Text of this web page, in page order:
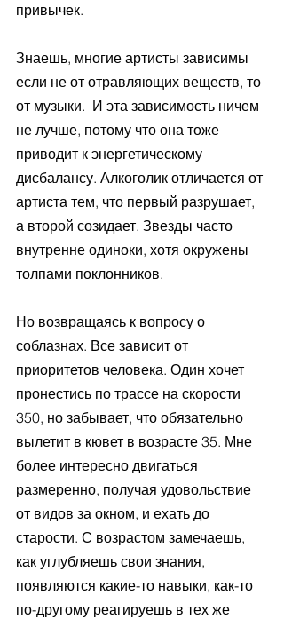
привычек.
Знаешь, многие артисты зависимы
если не от отравляющих веществ, то
от музыки.  И эта зависимость ничем
не лучше, потому что она тоже
приводит к энергетическому
дисбалансу. Алкоголик отличается от
артиста тем, что первый разрушает,
а второй созидает. Звезды часто
внутренне одиноки, хотя окружены
толпами поклонников.
Но возвращаясь к вопросу о
соблазнах. Все зависит от
приоритетов человека. Один хочет
пронестись по трассе на скорости
350, но забывает, что обязательно
вылетит в кювет в возрасте 35. Мне
более интересно двигаться
размеренно, получая удовольствие
от видов за окном, и ехать до
старости. С возрастом замечаешь,
как углубляешь свои знания,
появляются какие-то навыки, как-то
по-другому реагируешь в тех же